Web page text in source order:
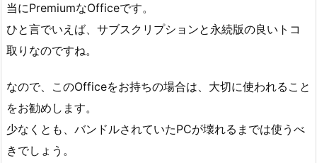
当にPremiumなOfficeです。
ひと言でいえば、サブスクリプションと永続版の良いトコ
取りなのですね。
なので、このOfficeをお持ちの場合は、大切に使われること
をお勧めします。
少なくとも、バンドルされていたPCが壊れるまでは使うべ
きでしょう。